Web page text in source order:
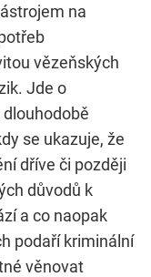
na
vězeňských
Jde o
se ukazuje, že
dříve či později
důvodů k
a co naopak
podaří kriminální
věnovat